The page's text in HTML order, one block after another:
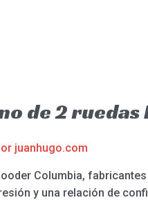
de 2 ruedas
juanhugo.com
Columbia,
y una relación de